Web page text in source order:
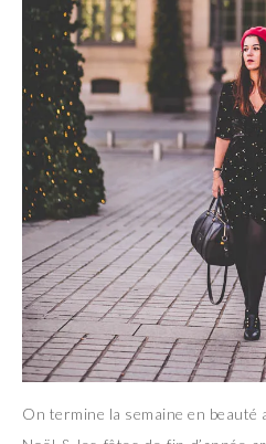
On termine la semaine en beauté